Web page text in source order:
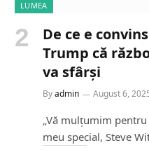
LUMEA
De ce e
Trump că
va sfârși
Byadmin August 6,
„Vă mulțumim pentru
meu special, Steve